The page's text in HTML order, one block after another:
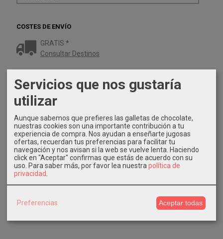
COSTES DE ENVÍO
GRATIS *
Consultar Destinos
TU CARRITO (0)
El carrito de la compra está vacío
REDES SOCIALES
Twitter
Instagram
Servicios que nos gustaría
utilizar
Aunque sabemos que prefieres las galletas de chocolate,
nuestras cookies son una importante contribución a tu
experiencia de compra. Nos ayudan a enseñarte jugosas
ofertas, recuerdan tus preferencias para facilitar tu
navegación y nos avisan si la web se vuelve lenta. Haciendo
click en "Aceptar" confirmas que estás de acuerdo con su
uso. Para saber más, por favor lea nuestra política de
privacidad
Preferencias Aceptar todas